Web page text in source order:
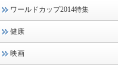
ワールドカップ2014特集
健康
映画